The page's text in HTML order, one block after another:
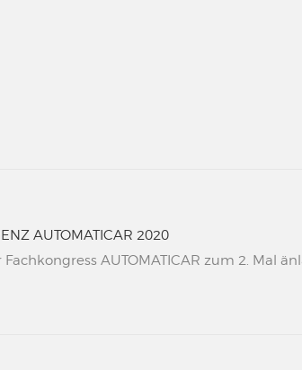
AUTOMATICAR 2020
AUTOMATICAR zum 2. Mal